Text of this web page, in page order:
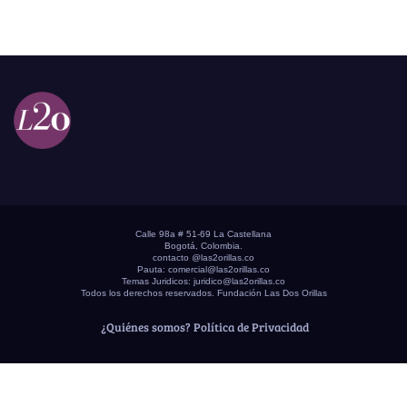
Calle 98a # 51-69 La Castellana
Bogotá, Colombia.
contacto @las2orillas.co
Pauta: comercial@las2orillas.co
Temas Juridicos: juridico@las2orillas.co
Todos los derechos reservados. Fundación Las Dos Orillas
¿Quiénes somos? Política de Privacidad